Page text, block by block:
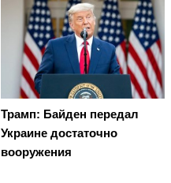
Трамп: Байден передал
Украине достаточно
вооружения